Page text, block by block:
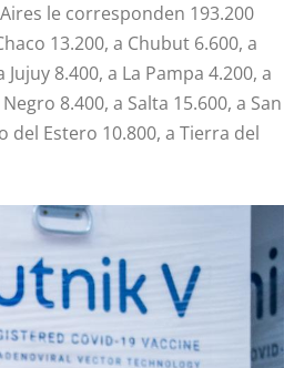
le corresponden 193.200
13.200, a Chubut 6.600, a
8.400, a La Pampa 4.200, a
8.400, a Salta 15.600, a San
del Estero 10.800, a Tierra del